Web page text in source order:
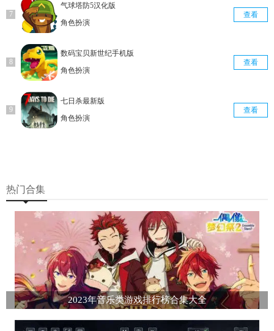
气球塔防5汉化版
角色扮演
查看
数码宝贝新世纪手机版
角色扮演
查看
七日杀最新版
角色扮演
查看
热门合集
2023年音乐类游戏排行榜合集大全